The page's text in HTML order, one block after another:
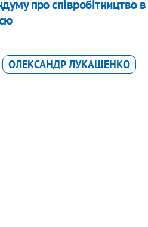
про співробітництво
ОЛЕКСАНДР ЛУКАШЕНКО